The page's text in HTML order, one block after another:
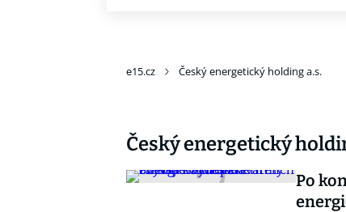
e15.cz Český energetický holding a.s.
Český energetický
Po